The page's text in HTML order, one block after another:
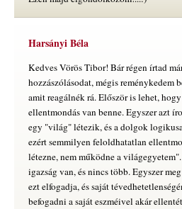
Harsányi Béla
Kedves Vörös Tibor! Bár régen írtad
hozzászólásodat, mégis reménykedem
amit reagálnék rá. Először is lehet,
ellentmondás van benne. Egyszer azt
egy "világ" létezik, és a dolgok
ezért semmilyen feloldhatatlan
létezne, nem működne a
igazság van, és nincs több. Egyszer
ezt elfogadja, és saját
befogadni a saját eszméivel akár